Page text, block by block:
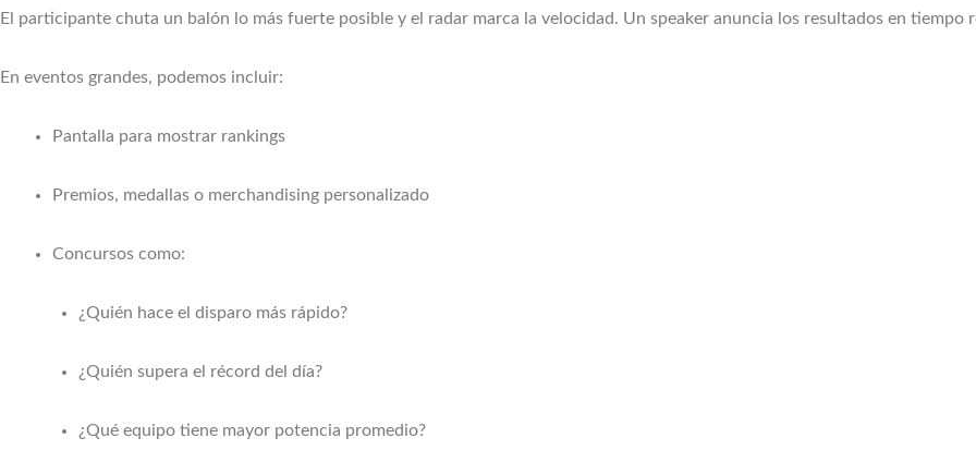
El participante chuta un balón lo más fuerte posible y el radar marca la velocidad. Un speaker anuncia los resultados en tiempo
En eventos grandes, podemos incluir:
Pantalla para mostrar rankings
Premios, medallas o merchandising personalizado
Concursos como:
¿Quién hace el disparo más rápido?
¿Quién supera el récord del día?
¿Qué equipo tiene mayor potencia promedio?